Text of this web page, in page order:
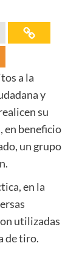
a la
y
su
en beneficio
un grupo
en la
utilizadas
de tiro.